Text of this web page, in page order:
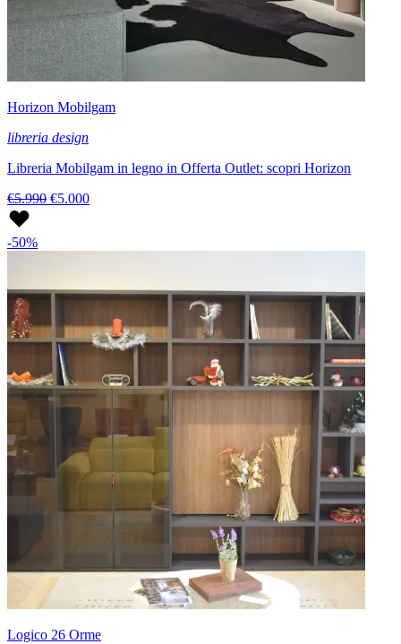
Horizon Mobilgam
libreria design
Libreria Mobilgam in legno in Offerta Outlet: scopri Horizon
€5.990 €5.000
-50%
Logico 26 Orme